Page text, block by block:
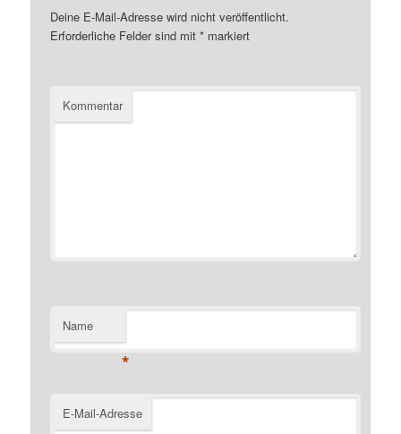
Deine E-Mail-Adresse wird nicht veröffentlicht.
Erforderliche Felder sind mit* markiert
Kommentar
Name
*
E-Mail-Adresse